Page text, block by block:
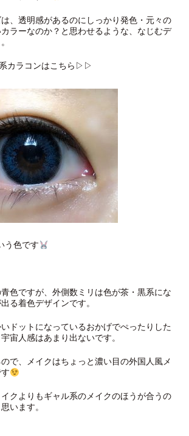
、透明感があるのにしっかり発色・元々の
ラーなのか？と思わせるような、なじむデ
カラコンはこちら▷▷
う色です
色ですが、外側数ミリは色が茶・黒系にな
る着色デザインです。
ドットになっているおかげでぺったりした
宙人感はあまり出ないです。
で、メイクはちょっと濃い目の外国人風メ
クよりもギャル系のメイクのほうが合うの
います。